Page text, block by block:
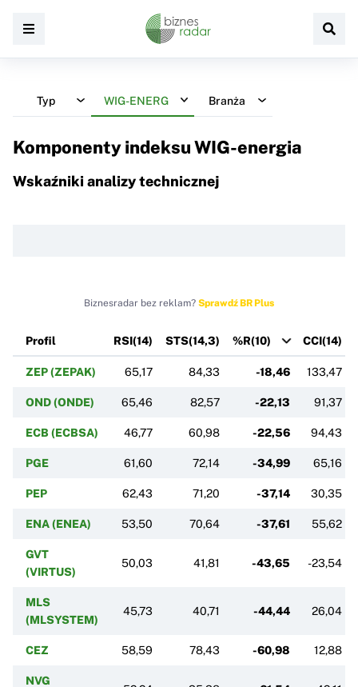
Typ WIG-ENERG Branża
Komponenty indeksuWIG-energia
Wskaźniki analizy technicznej
Biznesradar bez reklam? Sprawdź BR Plus
Profil RSI(14) STS(14,3) %R(10) CCI(14)
ZEP (ZEPAK) 65,17 84,33 -18,46 133,47
OND (ONDE) 65,46 82,57 -22,13 91,37
ECB (ECBSA) 46,77 60,98 -22,56 94,43
PGE 61,60 72,14 -34,99 65,16
PEP 62,43 71,20 -37,14 30,35
ENA (ENEA) 53,50 70,64 -37,61 55,62
GVT
(VIRTUS)
50,03 41,81 -43,65 -23,54
MLS
(MLSYSTEM)
45,73 40,71 -44,44 26,04
CEZ 58,59 78,43 -60,98 12,88
NVG